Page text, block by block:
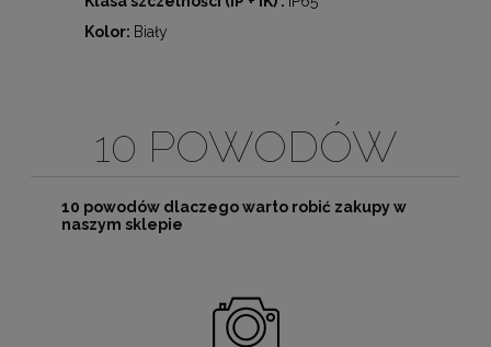
Kolor: Biały
10 POWODÓW
10 powodów dlaczego warto robić zakupy w
naszym sklepie